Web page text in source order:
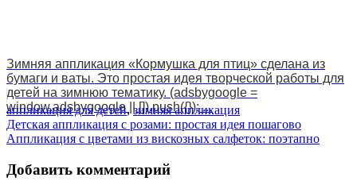
Зимняя аппликация «Кормушка для птиц» сделана из
бумаги и ваты. Это простая идея творческой работы для
детей на зимнюю тематику. (adsbygoogle =
window.adsbygoogle || []).push({}); ...
аппликация для детей, зимняя аппликация
Навигация
по
записям
Детская аппликация с розами: простая идея пошагово
Аппликация с цветами из вискозных салфеток: поэтапно
Добавить комментарий